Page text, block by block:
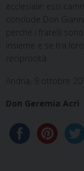
ecclesiale: essi
conclude Don
perché i fratelli
insieme e se tra
reciprocità.
Andria, 9 ottobre
Don Geremia Acri